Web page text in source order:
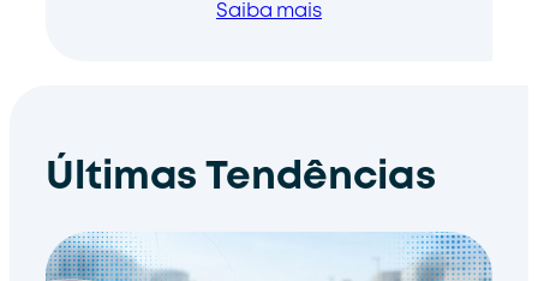
Saiba mais
Últimas Tendências